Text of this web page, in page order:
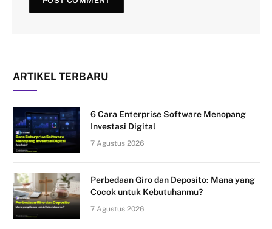
ARTIKEL TERBARU
6 Cara Enterprise Software Menopang
Investasi Digital
7 Agustus 2026
Perbedaan Giro dan Deposito: Mana yang
Cocok untuk Kebutuhanmu?
7 Agustus 2026